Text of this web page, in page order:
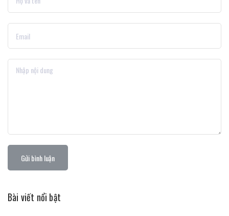
Gửi bình luận
Bài viết nổi bật